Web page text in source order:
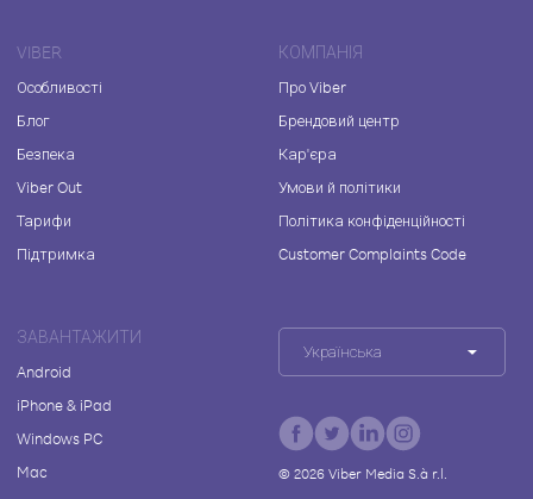
VIBER
Особливості
Блог
Безпека
Viber Out
Тарифи
Підтримка
КОМПАНІЯ
Про Viber
Брендовий центр
Кар'єра
Умови й політики
Політика конфіденційності
Customer Complaints Code
ЗАВАНТАЖИТИ
Android
iPhone & iPad
Windows PC
Mac
Українська
© 2026Viber Media S.à r.l.